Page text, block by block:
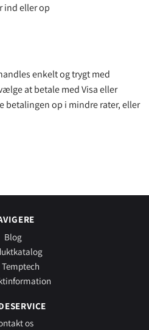
ind eller op
enkelt og trygt med
at betale med Visa eller
betalingen op i mindre rater, eller
Blog
os